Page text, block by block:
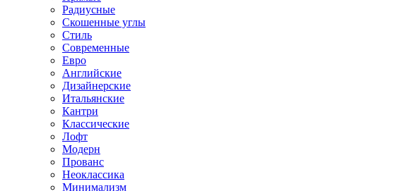
Радиусные
Скошенные углы
Стиль
Современные
Евро
Английские
Дизайнерские
Итальянские
Кантри
Классические
Лофт
Модерн
Прованс
Неоклассика
Минимализм